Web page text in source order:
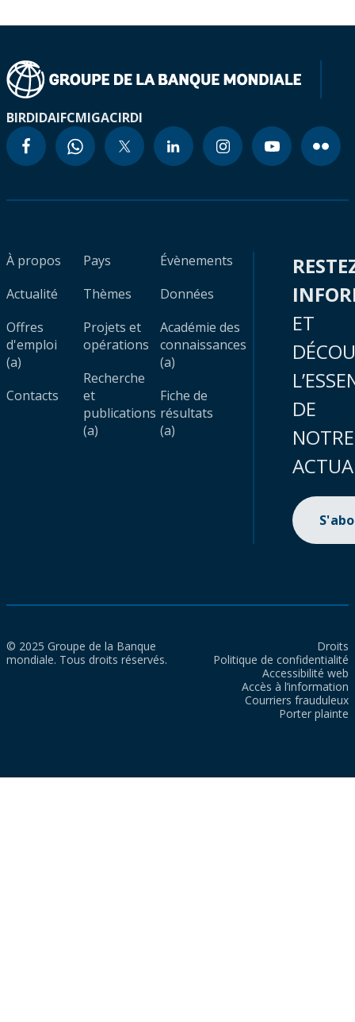
BIRDIDAIFCMIGACIRDI
À propos
Actualité
Offres
d'emploi
(a)
Contacts
Pays
Thèmes
Projets et
opérations
Recherche
et
publications
(a)
Évènements
Données
Académie des
connaissances
(a)
Fiche de
résultats
(a)
ET
DE
NOTRE
© 2025 Groupe de la Banque
mondiale. Tous droits réservés.
Droits
Politique de confidentialité
Accessibilité web
Accès à l’information
Courriers frauduleux
Porter plainte